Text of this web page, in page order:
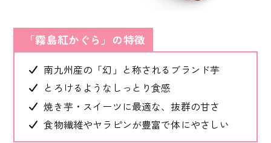
「霧島紅かぐら」の特徴
南九州産の「幻」と称されるブランド芋
とろけるようなしっとり食感
焼き芋・スイーツに最適な、抜群の甘さ
食物繊維やヤラピンが豊富で体にやさしい